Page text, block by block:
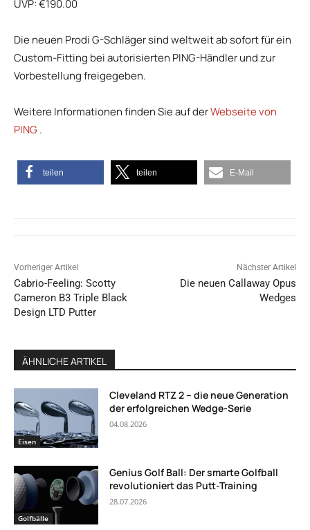
UVP: €190.00
Die neuen Prodi G-Schläger sind weltweit ab sofort für ein
Custom-Fitting bei autorisierten PING-Händler und zur
Vorbestellung freigegeben.
Weitere Informationen finden Sie auf derWebseite von
PING .
teilen teilen E-Mail
Vorheriger Artikel
Cabrio-Feeling: Scotty
Cameron B3 Triple Black
Design LTD Putter
Nächster Artikel
Die neuen Callaway Opus
Wedges
ÄHNLICHE ARTIKEL
Eisen
Cleveland RTZ 2 – die neue Generation
der erfolgreichen Wedge-Serie
04.08.2026
Golfbälle
Genius Golf Ball: Der smarte Golfball
revolutioniert das Putt-Training
28.07.2026